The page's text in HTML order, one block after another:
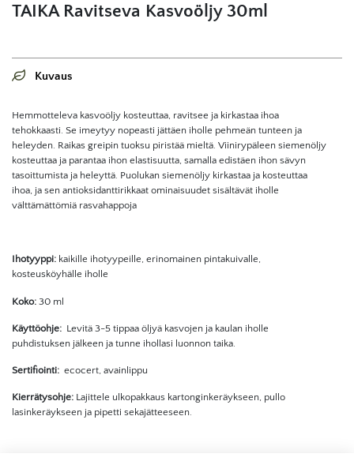
TAIKA Ravitseva Kasvoöljy 30ml
Kuvaus
Hemmotteleva kasvoöljy kosteuttaa, ravitsee ja kirkastaa ihoa
tehokkaasti. Se imeytyy nopeasti jättäen iholle pehmeän tunteen ja
heleyden. Raikas greipin tuoksu piristää mieltä. Viinirypäleen siemenöljy
kosteuttaa ja parantaa ihon elastisuutta, samalla edistäen ihon sävyn
tasoittumista ja heleyttä. Puolukan siemenöljy kirkastaa ja kosteuttaa
ihoa, ja sen antioksidanttirikkaat ominaisuudet sisältävät iholle
välttämättömiä rasvahappoja
Ihotyyppi: kaikille ihotyypeille, erinomainen pintakuivalle,
kosteusköyhälle iholle
Koko: 30 ml
Käyttöohje: Levitä 3-5 tippaa öljyä kasvojen ja kaulan iholle
puhdistuksen jälkeen ja tunne ihollasi luonnon taika.
Sertifiointi: ecocert, avainlippu
Kierrätysohje: Lajittele ulkopakkaus kartonginkeräykseen, pullo
lasinkeräykseen ja pipetti sekajätteeseen.